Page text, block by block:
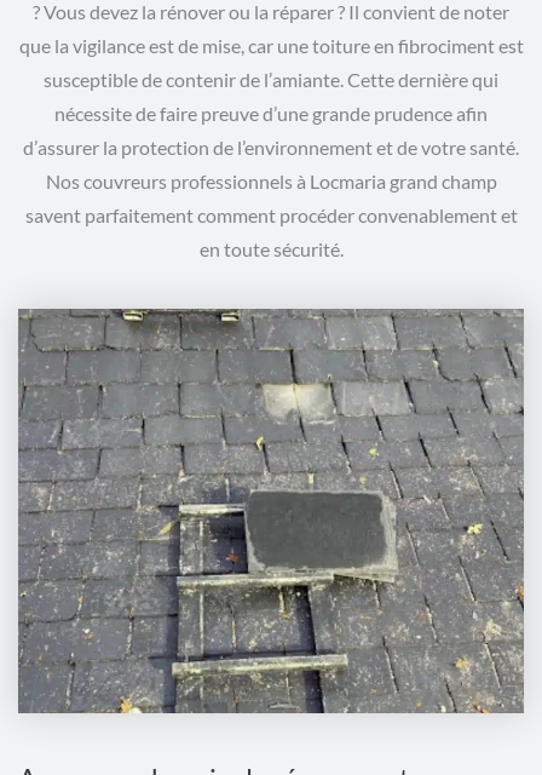
? Vous devez la rénover ou la réparer ? Il convient de noter
que la vigilance est de mise, car une toiture en fibrociment est
susceptible de contenir de l’amiante. Cette dernière qui
nécessite de faire preuve d’une grande prudence afin
d’assurer la protection de l’environnement et de votre santé.
Nos couvreurs professionnels à Locmaria grand champ
savent parfaitement comment procéder convenablement et
en toute sécurité.